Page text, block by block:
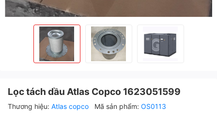
Lọc tách dầu Atlas Copco 1623051599
Thương hiệu: Atlas copco Mã sản phẩm: OS0113